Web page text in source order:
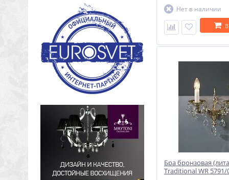
Нет в наличии
Бра бронзовая
Traditional WR 5791/